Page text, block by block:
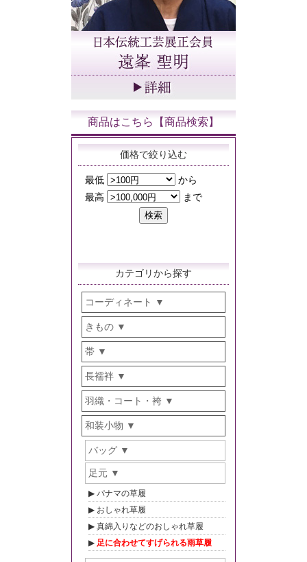
商品はこちら【商品検索】
価格で絞り込む
カテゴリから探す
コーディネート
きもの
帯
長襦袢
羽織・コート・袴
和装小物
バッグ
足元
パナマの草履
おしゃれ草履
真綿入りなどのおしゃれ草履
足に合わせてすげられる雨草履